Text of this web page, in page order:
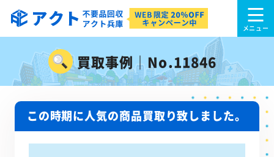
買取事例｜No.11846
この時期に人気の商品買取り致しました。